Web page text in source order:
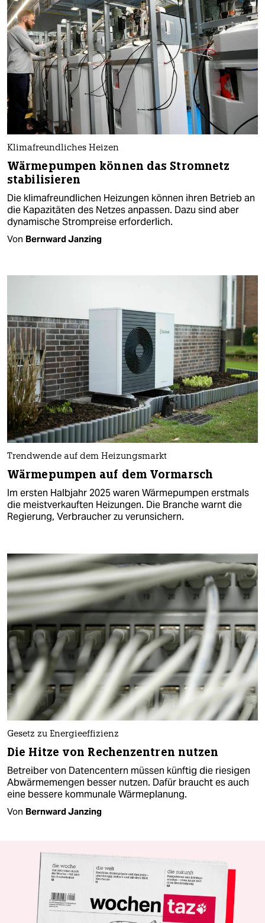
Klimafreundliches Heizen
Wärmepumpen können das Stromnetz
stabilisieren
Die klimafreundlichen Heizungen können ihren Betrieb an
die Kapazitäten des Netzes anpassen. Dazu sind aber
dynamische Strompreise erforderlich.
Von Bernward Janzing
Trendwende auf dem Heizungsmarkt
Wärmepumpen auf dem Vormarsch
Im ersten Halbjahr 2025 waren Wärmepumpen erstmals
die meistverkauften Heizungen. Die Branche warnt die
Regierung, Verbraucher zu verunsichern.
Gesetz zu Energieeffizienz
Die Hitze von Rechenzentren nutzen
Betreiber von Datencentern müssen künftig die riesigen
Abwärmemengen besser nutzen. Dafür braucht es auch
eine bessere kommunale Wärmeplanung.
Von Bernward Janzing